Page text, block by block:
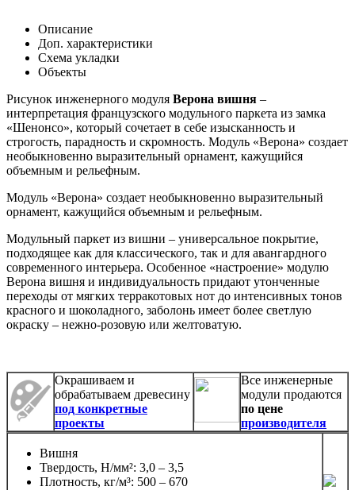
Описание
Доп. характеристики
Схема укладки
Объекты
Рисунок инженерного модуля Верона вишня –
интерпретация французского модульного паркета из замка
«Шенонсо», который сочетает в себе изысканность и
строгость, парадность и скромность. Модуль «Верона» создает
необыкновенно выразительный орнамент, кажущийся
объемным и рельефным.
Модуль «Верона» создает необыкновенно выразительный
орнамент, кажущийся объемным и рельефным.
Модульный паркет из вишни – универсальное покрытие,
подходящее как для классического, так и для авангардного
современного интерьера. Особенное «настроение» модулю
Верона вишня и индивидуальность придают утонченные
переходы от мягких терракотовых нот до интенсивных тонов
красного и шоколадного, заболонь имеет более светлую
окраску – нежно-розовую или желтоватую.
Окрашиваем и
обрабатываем древесину
под конкретные
проекты
Все инженерные
модули продаются
по цене
производителя
Вишня
Твердость, Н/мм²: 3,0 – 3,5
Плотность, кг/м³: 500 – 670